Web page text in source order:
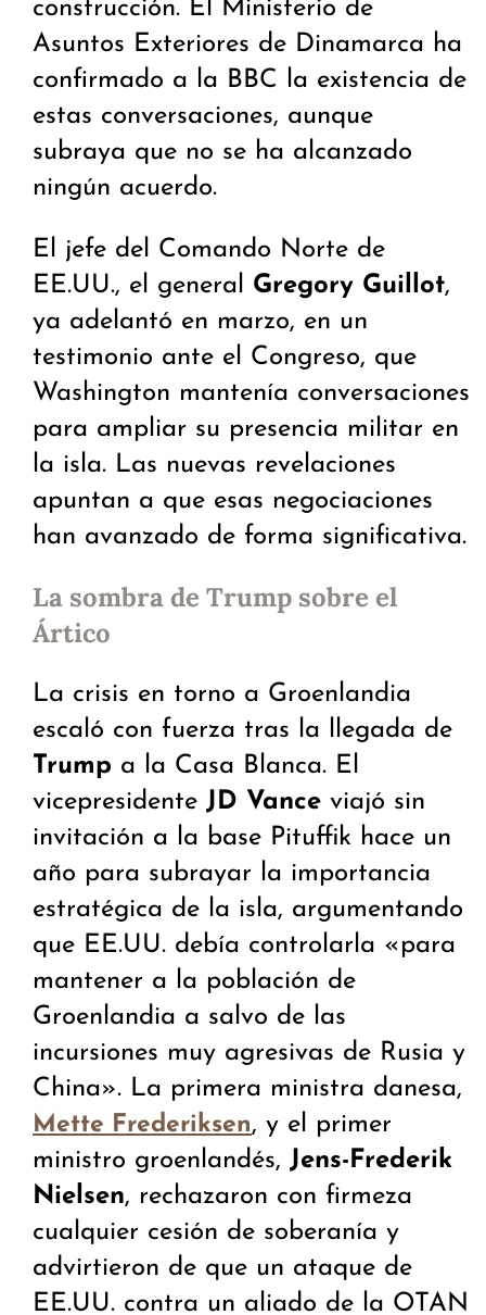
construcción. El Ministerio de
Asuntos Exteriores de Dinamarca ha
confirmado a la BBC la existencia de
estas conversaciones, aunque
subraya que no se ha alcanzado
ningún acuerdo.
El jefe del Comando Norte de
EE.UU., el general Gregory Guillot,
ya adelantó en marzo, en un
testimonio ante el Congreso, que
Washington mantenía conversaciones
para ampliar su presencia militar en
la isla. Las nuevas revelaciones
apuntan a que esas negociaciones
han avanzado de forma significativa.
La sombra de Trump sobre el
Ártico
La crisis en torno a Groenlandia
escaló con fuerza tras la llegada de
Trump a la Casa Blanca. El
vicepresidente JD Vance viajó sin
invitación a la base Pituffik hace un
año para subrayar la importancia
estratégica de la isla, argumentando
que EE.UU. debía controlarla «para
mantener a la población de
Groenlandia a salvo de las
incursiones muy agresivas de Rusia y
China». La primera ministra danesa,
Mette Frederiksen, y el primer
ministro groenlandés, Jens-Frederik
Nielsen, rechazaron con firmeza
cualquier cesión de soberanía y
advirtieron de que un ataque de
EE.UU. contra un aliado de la OTAN